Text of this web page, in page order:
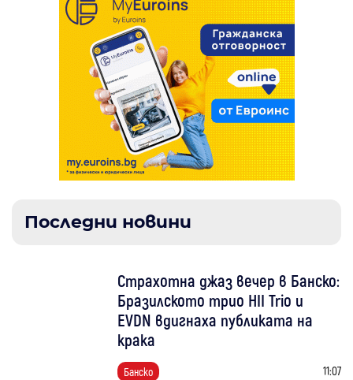
Последни новини
Страхотна джаз вечер в Банско:
Бразилското трио HII Trio и
EVDN вдигнаха публиката на
крака
Банско 11:07